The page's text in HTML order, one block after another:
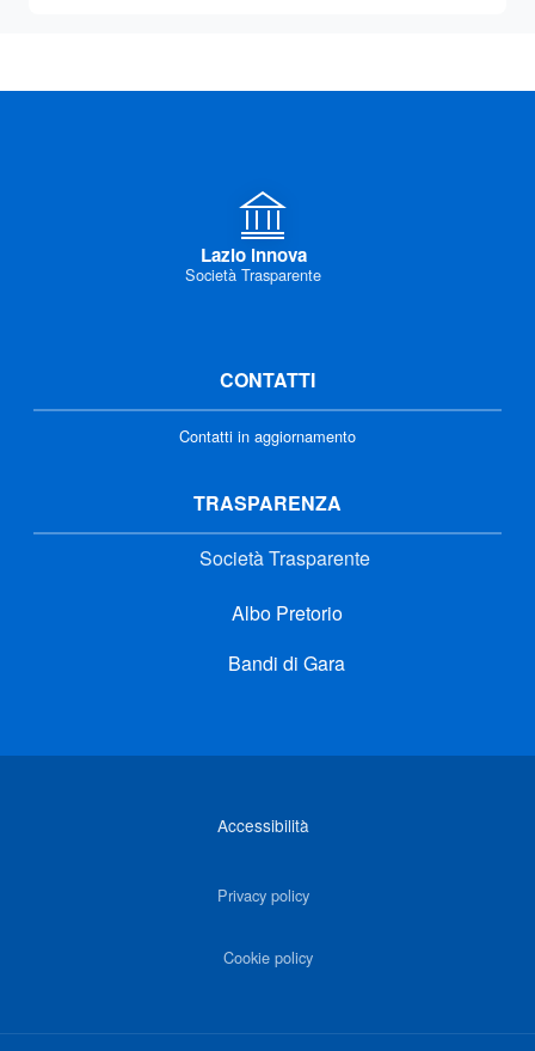
Lazio innova
Società Trasparente
CONTATTI
Contatti in aggiornamento
TRASPARENZA
Società Trasparente
Albo Pretorio
Bandi di Gara
Accessibilità
Privacy policy
Cookie policy